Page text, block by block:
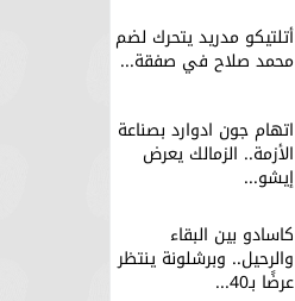
أتلتيكو مدريد يتحرك لضم
محمد صلاح في صفقة...
اتهام جون ادوارد بصناعة
الأزمة.. الزمالك يعرض
إيشو...
كاسادو بين البقاء
والرحيل.. وبرشلونة ينتظر
عرضًا بـ40...